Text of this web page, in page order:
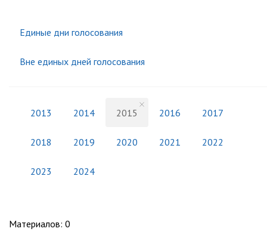
Единые дни голосования
Вне единых дней голосования
2013 2014 2015 2016 2017
2018 2019 2020 2021 2022
2023 2024
Материалов: 0